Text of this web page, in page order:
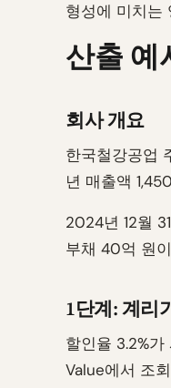
형성에 미치는
산출 예
회사 개요
한국철강공업
년 매출액
2024년 12월
부채 40억 원
1단계: 계리
할인율 3.2%
Value에서 조